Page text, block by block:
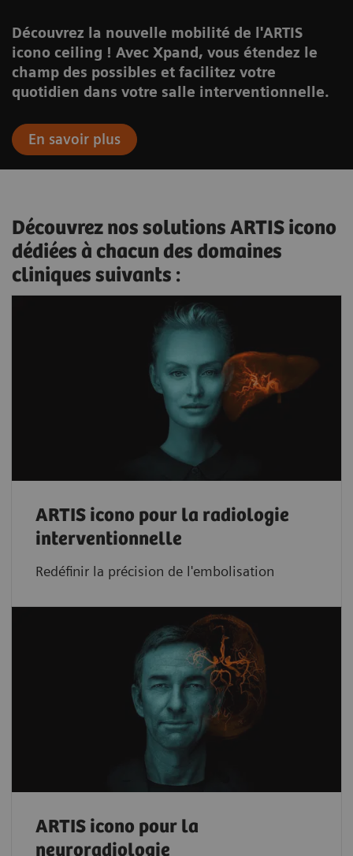
Découvrez la nouvelle mobilité de l'ARTIS
icono ceiling ! Avec Xpand, vous étendez le
champ des possibles et facilitez votre
quotidien dans votre salle interventionnelle.
En savoir plus
Découvrez nos solutions ARTIS icono
dédiées à chacun des domaines
cliniques suivants :
ARTIS icono pour la radiologie
interventionnelle
Redéfinir la précision de l'embolisation
ARTIS icono pour la
neuroradiologie